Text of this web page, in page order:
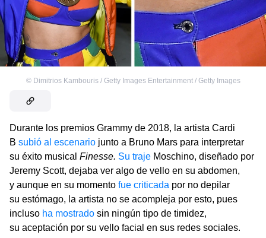
© Dimitrios Kambouris / Getty Images Entertainment / Getty Images
Durante los premios Grammy de 2018, la artista Cardi
B subió al escenario junto a Bruno Mars para interpretar
su éxito musical Finesse. Su traje Moschino, diseñado por
Jeremy Scott, dejaba ver algo de vello en su abdomen,
y aunque en su momento fue criticada por no depilar
su estómago, la artista no se acompleja por esto, pues
incluso ha mostrado sin ningún tipo de timidez,
su aceptación por su vello facial en sus redes sociales.